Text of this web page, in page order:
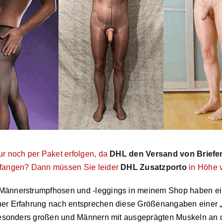
noch per Paket erfolgen, da DHL den Versand von
Dann müssen Sie leider DHL Zusatzportoin Höhe
und -leggings in meinem Shop haben
Erfahrung nach entsprechen diese Größenangaben einer
großen und Männern mit ausgeprägten Muskeln